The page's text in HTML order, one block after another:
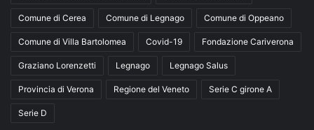
Comune di Cerea Comune di Legnago Comune di Oppeano
Comune di Villa Bartolomea Covid-19 Fondazione Cariverona
Graziano Lorenzetti Legnago Legnago Salus
Provincia di Verona Regione del Veneto Serie C girone A
Serie D